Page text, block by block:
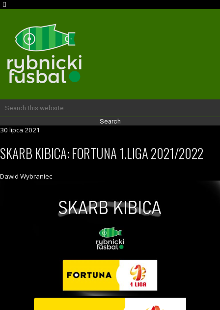
30 lipca 2021
SKARB KIBICA: FORTUNA 1.LIGA 2021/2022
Dawid Wybraniec